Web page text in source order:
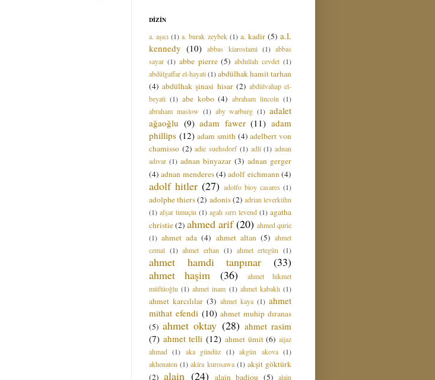
DİZİN
a. aşıcı (1) a. burak zeybek (1) a. kadir (5) a.l.
kennedy (10) abbas kiarostami (1) abbas
sayar (1) abbe pierre (5) abdullah cevdet (1)
abdülgaffar el-hayati(1)abdülhak hamit tarhan
(4) abdülhak şinasi hisar (2) abdülvahap el-
beyati (1) abe kobo (4) abraham lincoln (1)
abraham maslow (1) aby warburg (1) adalet
ağaoğlu (9) adam fawer (11) adam
phillips (12) adam smith (4) adelbert von
chamisso (2) adie suehsdorf (1) adli (1) adnan
adıvar (1) adnan binyazar (3) adnan gerger
(4) adnan menderes(4) adolf eichmann (4)
adolf hitler (27) adolfo bioy casares (1)
adolphe thiers(2) adonis(2) adrian leverkühn
(1) afşar timuçin (1) agah sırrı levend (1) agatha
christie(2) ahmed arif (20) ahmed qurie
(1) ahmet ada (4) ahmet altan (5) ahmet
cemal (1) ahmet erhan (1) ahmet ertegün (1)
ahmet hamdi tanpınar
(33)
ahmet haşim
(36)
ahmet hikmet
müftüoğlu (1) ahmet inam (1) ahmet kabaklı (1)
ahmet karcılılar (3) ahmet kaya (1) ahmet
mithat efendi (10) ahmet muhip dıranas
(5) ahmet oktay (28) ahmet rasim
(7) ahmet telli (12) ahmet ümit (6) aijaz
ahmad (1) aka gündüz (1) akgün akova (1)
akhenaton (1) akira kurosawa (1) akşit göktürk
(2) alain (24) alain badiou (5) alain